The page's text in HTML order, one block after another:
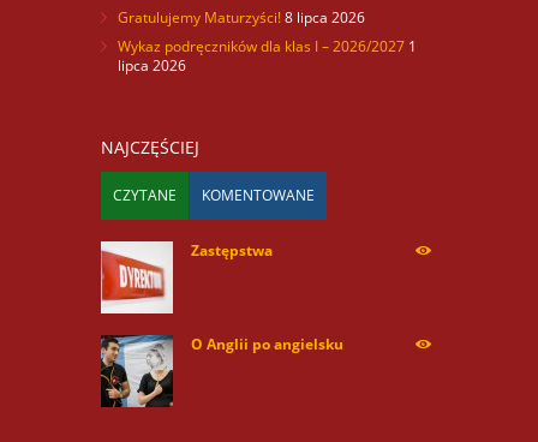
Gratulujemy Maturzyści!8 lipca 2026
Wykaz podręczników dla klas I – 2026/2027 1
lipca 2026
NAJCZĘŚCIEJ
CZYTANE KOMENTOWANE
Zastępstwa
O Anglii po angielsku